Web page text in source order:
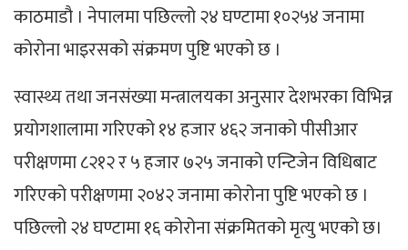
काठमाडौ‌ । नेपालमा पछिल्लो २४ घण्टामा १०२५४ जनामा
कोरोना भाइरसको संक्रमण पुष्टि भएको छ ।
स्वास्थ्य तथा जनसंख्या मन्त्रालयका अनुसार देशभरका विभिन्न
प्रयोगशालामा गरिएको १४ हजार ४६२ जनाको पीसीआर
परीक्षणमा ८२१२ र ५ हजार ७२५ जनाको एन्टिजेन विधिबाट
गरिएको परीक्षणमा २०४२ जनामा कोरोना पुष्टि भएको छ ।
पछिल्लो २४ घण्टामा १६ कोरोना संक्रमितको मृत्यु भएको छ।